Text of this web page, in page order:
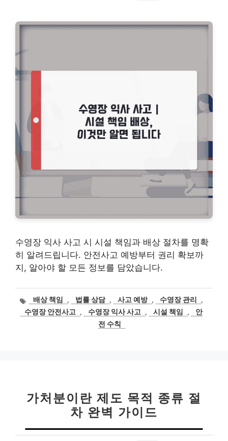
수영장 익사 사고 시 시설 책임과 배상 절차를 명확
히 알려드립니다. 안전사고 예방부터 권리 확보까
지, 알아야 할 모든 정보를 담았습니다.
태
그
배상 책임 , 법률 상담 , 사고 예방 , 수영장 관리
,
수영장 안전사고 , 수영장 익사 사고 , 시설 책임 ,
안
전 수칙
가처분이란 제도 목적 종류 절
차 완벽 가이드